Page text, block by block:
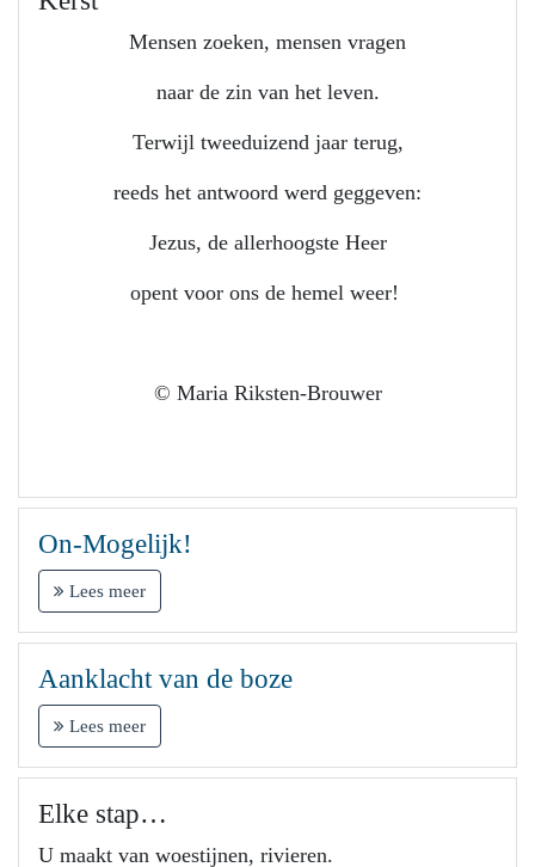
Mensen zoeken, mensen vragen
naar de zin van het leven.
Terwijl tweeduizend jaar terug,
reeds het antwoord werd geggeven:
Jezus, de allerhoogste Heer
opent voor ons de hemel weer!
© Maria Riksten-Brouwer
On-Mogelijk!
Lees meer
Aanklacht van de boze
Lees meer
Elke stap…
U maakt van woestijnen, rivieren.